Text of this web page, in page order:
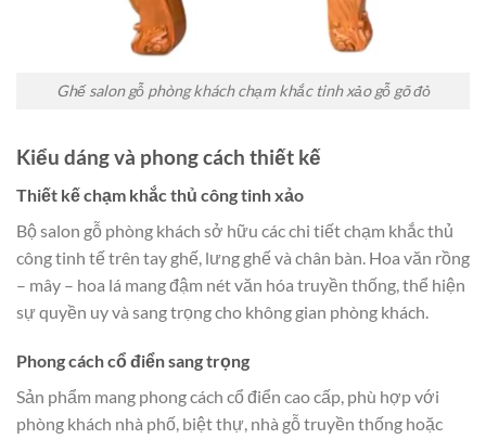
Ghế salon gỗ phòng khách chạm khắc tinh xảo gỗ gõ đỏ
Kiểu dáng và phong cách thiết kế
Thiết kế chạm khắc thủ công tinh xảo
Bộ salon gỗ phòng khách sở hữu các chi tiết chạm khắc thủ
công tinh tế trên tay ghế, lưng ghế và chân bàn. Hoa văn rồng
– mây – hoa lá mang đậm nét văn hóa truyền thống, thể hiện
sự quyền uy và sang trọng cho không gian phòng khách.
Phong cách cổ điển sang trọng
Sản phẩm mang phong cách cổ điển cao cấp, phù hợp với
phòng khách nhà phố, biệt thự, nhà gỗ truyền thống hoặc